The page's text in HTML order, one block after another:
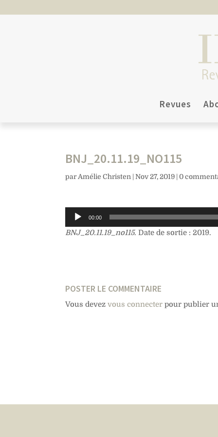
Revues
BNJ_20.11.19_NO115
parAmélie Christen |Nov 27, 2019 |0
Lecteur
00:00
BNJ_20.11.19_no115. Date de sortie : 2019.
POSTER LE COMMENTAIRE
Vous devezvous connecter pour publier